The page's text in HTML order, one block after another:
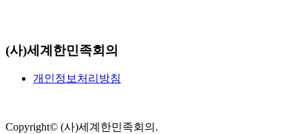
(사)세계한민족회의
개인정보처리방침
Copyright© (사)세계한민족회의.